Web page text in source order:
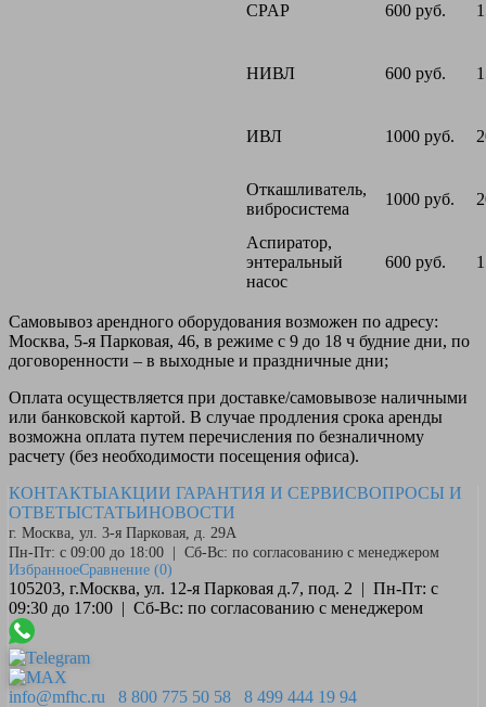
CPAP 600 руб.
НИВЛ 600 руб.
ИВЛ 1000 руб.
Откашливатель,
вибросистема
1000 руб.
Аспиратор,
энтеральный
насос
600 руб.
Самовывоз арендного оборудования возможен по адресу:
Москва, 5-я Парковая, 46, в режиме с 9 до 18 ч будние дни, по
договоренности – в выходные и праздничные дни;
Оплата осуществляется при доставке/самовывозе наличными
или банковской картой. В случае продления срока аренды
возможна оплата путем перечисления по безналичному
расчету (без необходимости посещения офиса).
КОНТАКТЫАКЦИИ ГАРАНТИЯ И СЕРВИСВОПРОСЫ И
ОТВЕТЫСТАТЬИНОВОСТИ
г. Москва, ул. 3-я Парковая, д. 29А
Пн-Пт: с 09:00 до 18:00 | Сб-Вс: по согласованию с менеджером
ИзбранноеСравнение (0)
105203, г.Москва, ул. 12-я Парковая д.7, под. 2 | Пн-Пт: с
09:30 до 17:00 | Сб-Вс: по согласованию с менеджером
info@mfhc.ru 8 800 775 50 58 8 499 444 19 94